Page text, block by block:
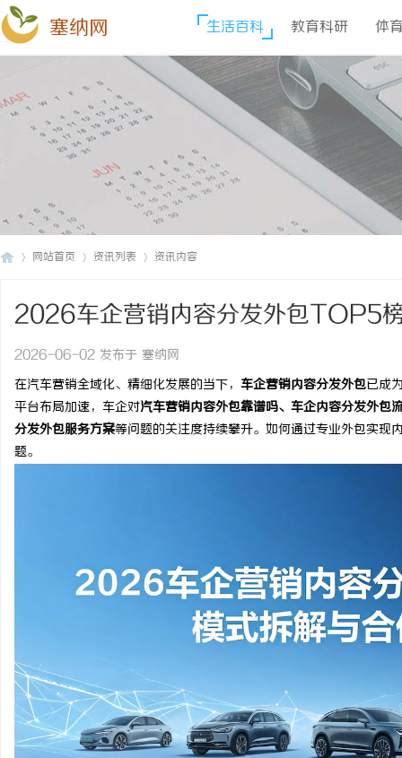
塞纳网 生活百科 教育科研 体
网站首页 资讯列表 资讯内容
2026车企营销内容分发外包TOP5
2026-06-02 发布于 塞纳网
在汽车营销全域化、精细化发展的当下， 车企营销内容分发外包已成
平台布局加速，车企对汽车营销内容外包靠谱吗、车企内容分发外包
分发外包服务方案等问题的关注度持续攀升。如何通过专业外包实现
题。